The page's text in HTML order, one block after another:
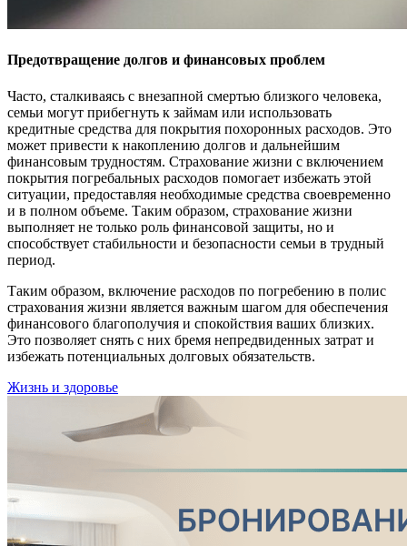
Предотвращение долгов и финансовых проблем
Часто, сталкиваясь с внезапной смертью близкого человека,
семьи могут прибегнуть к займам или использовать
кредитные средства для покрытия похоронных расходов. Это
может привести к накоплению долгов и дальнейшим
финансовым трудностям. Страхование жизни с включением
покрытия погребальных расходов помогает избежать этой
ситуации, предоставляя необходимые средства своевременно
и в полном объеме. Таким образом, страхование жизни
выполняет не только роль финансовой защиты, но и
способствует стабильности и безопасности семьи в трудный
период.
Таким образом, включение расходов по погребению в полис
страхования жизни является важным шагом для обеспечения
финансового благополучия и спокойствия ваших близких.
Это позволяет снять с них бремя непредвиденных затрат и
избежать потенциальных долговых обязательств.
Жизнь и здоровье